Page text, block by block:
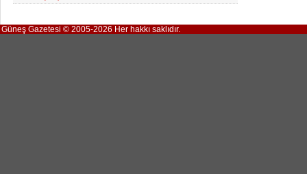
Güneş Gazetesi © 2005-2026 Her hakkı saklıdır.